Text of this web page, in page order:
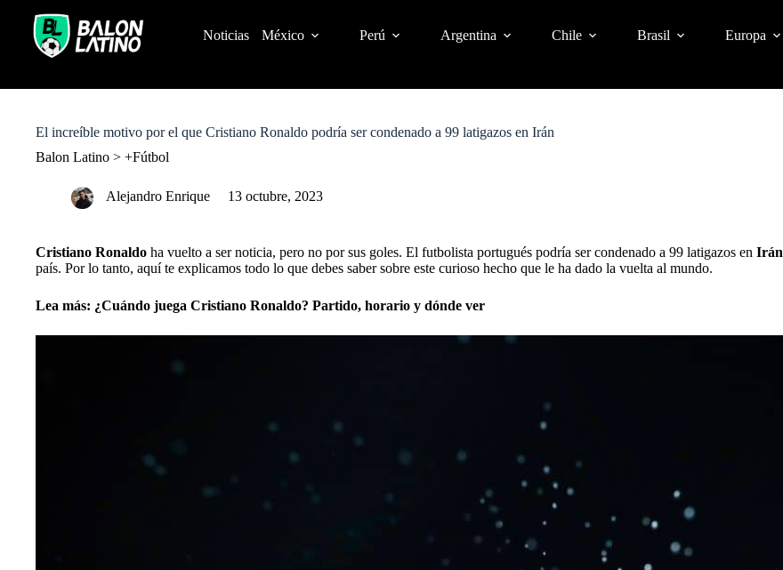
o
Noticias México Perú Argentina Chile Brasil Europa
El increíble motivo por el que Cristiano Ronaldo podría ser condenado a 99 latigazos en Irán
Balon Latino > +Fútbol
Alejandro Enrique 13 octubre, 2023
Cristiano Ronaldo ha vuelto a ser noticia, pero no por sus goles. El futbolista portugués podría ser condenado a 99 latigazos en Irán
país. Por lo tanto, aquí te explicamos todo lo que debes saber sobre este curioso hecho que le ha dado la vuelta al mundo.
Lea más: ¿Cuándo juega Cristiano Ronaldo? Partido, horario y dónde ver